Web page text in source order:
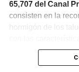
65,707 del Canal
consisten en la
hormigón de los
La obra incluye la